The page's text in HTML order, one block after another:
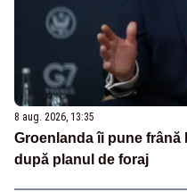
8 aug. 2026, 13:35
Groenlanda îi pune
după planul de foraj